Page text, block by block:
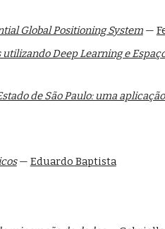
Global Positioning System—
Deep Learning e
de São Paulo: uma
— Eduardo Baptista